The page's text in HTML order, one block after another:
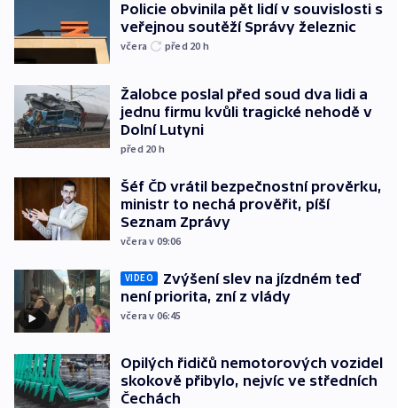
Policie obvinila pět lidí v souvislosti s
veřejnou soutěží Správy železnic
včera před 20 h
Žalobce poslal před soud dva lidi a
jednu firmu kvůli tragické nehodě v
Dolní Lutyni
před 20 h
Šéf ČD vrátil bezpečnostní prověrku,
ministr to nechá prověřit, píší
Seznam Zprávy
včera v 09:06
VIDEO
Zvýšení slev na jízdném teď
není priorita, zní z vlády
včera v 06:45
Opilých řidičů nemotorových vozidel
skokově přibylo, nejvíc ve středních
Čechách